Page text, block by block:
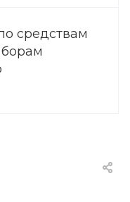
средствам